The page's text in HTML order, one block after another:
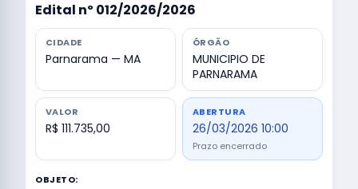
Edital nº 012/2026/2026
CIDADE
Parnarama — MA
ÓRGÃO
MUNICIPIO DE
PARNARAMA
VALOR
R$ 111.735,00
ABERTURA
26/03/2026 10:00
Prazo encerrado
OBJETO: